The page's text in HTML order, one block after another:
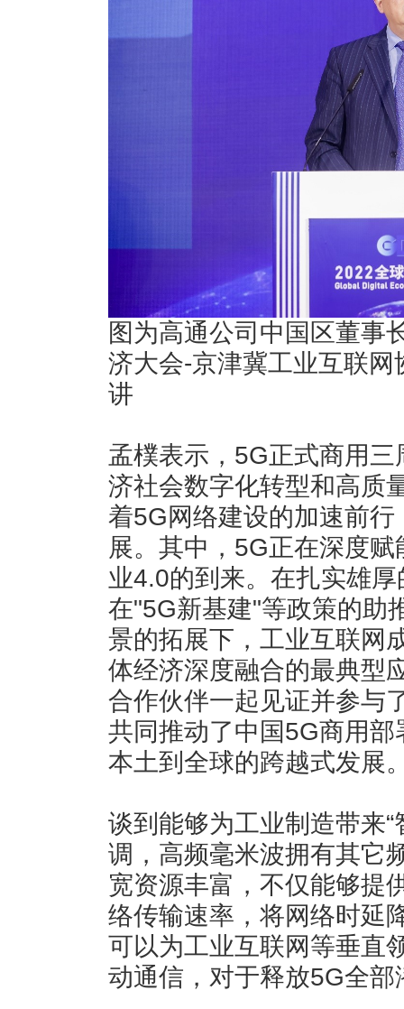
图为高通公司中国区董事
济大会-京津冀工业互联
讲
孟樸表示，5G正式商用
济社会数字化转型和高质
着5G网络建设的加速前
展。其中，5G正在深度
业4.0的到来。在扎实雄
在"5G新基建"等政策的助
景的拓展下，工业互联网
体经济深度融合的最典型
合作伙伴一起见证并参与
共同推动了中国5G商用
本土到全球的跨越式发展
谈到能够为工业制造带来
调，高频毫米波拥有其它
宽资源丰富，不仅能够提
络传输速率，将网络时延
可以为工业互联网等垂直
动通信，对于释放5G全